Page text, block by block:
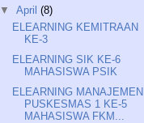
▼ April (8)
ELEARNING KEMITRAAN
KE-3
ELEARNING SIK KE-6
MAHASISWA PSIK
ELEARNING MANAJEMEN
PUSKESMAS 1 KE-5
MAHASISWA FKM...